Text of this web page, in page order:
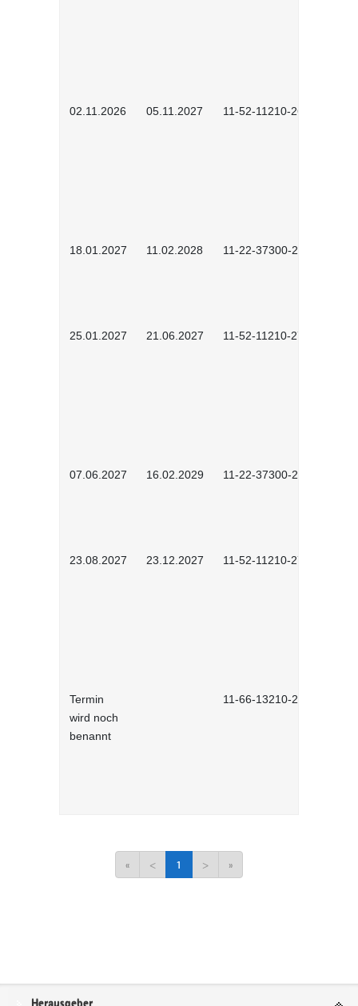
02.11.2026 05.11.2027 11-52-11210-2604
18.01.2027 11.02.2028 11-22-37300-2701
25.01.2027 21.06.2027 11-52-11210-2701
07.06.2027 16.02.2029 11-22-37300-2702
23.08.2027 23.12.2027 11-52-11210-2702
Termin
wird noch
benannt
11-66-13210-2701
« < 1 > »
Service